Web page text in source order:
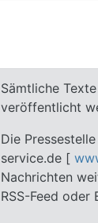
Sämtliche
veröffentlicht
Die
service.de [
Nachrichten
RSS-Feed oder